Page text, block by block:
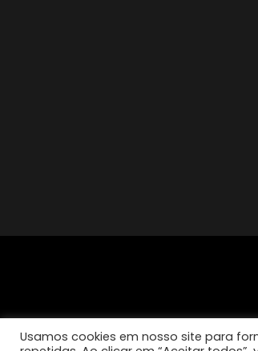
Usamos cookies em nosso site para